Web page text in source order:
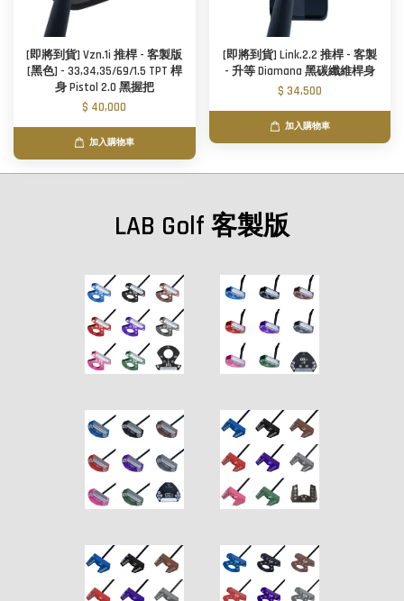
[即將到貨] Vzn.1i 推桿 - 客製版
[黑色] - 33,34,35/69/1.5 TPT 桿
身 Pistol 2.0 黑握把
$ 40,000
加入購物車
[即將到貨] Link.2.2 推桿 - 客製
- 升等 Diamana 黑碳纖維桿身
$ 34,500
加入購物車
LAB Golf 客製版